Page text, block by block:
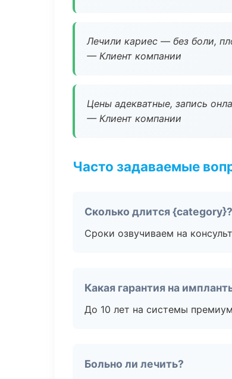
Лечили кариес — без боли,
— Клиент компании
Цены адекватные, запись
— Клиент компании
Часто задаваемые
Сколько длится {category}?
Сроки озвучиваем на
Какая гарантия на
До 10 лет на системы
Больно ли лечить?